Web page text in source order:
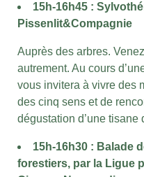
15h-16h45 :
Pissenlit&Compagnie
Auprès des arbres.
autrement. Au cours
vous invitera à vivre des
des cinq sens et de
dégustation d’une tisane
15h-16h30 : Balade
forestiers, par la Ligue